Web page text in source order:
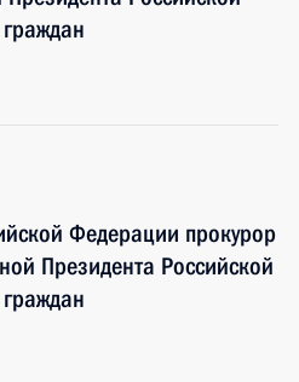
Федерации прокурор
Президента Российской